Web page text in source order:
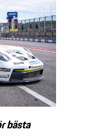
bästa